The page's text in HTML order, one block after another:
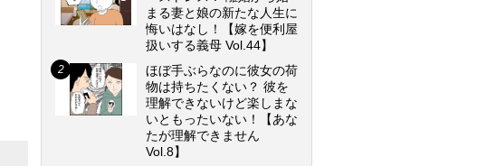
まる妻と娘の新たな人生に
悔いはなし！【嫁を便利屋
扱いする義母 Vol.44】
ほぼ手ぶらなのに彼女の荷
物は持ちたくない？ 彼を
理解できないけど楽しまな
いともったいない！【あな
たが理解できません
Vol.8】